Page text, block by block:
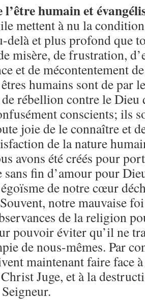
l’être humain et
mettent à nu la
delà et plus profond que
misère, de frustration,
et de mécontentement
humains sont de par
rébellion contre le Dieu
conscients; ils
joie de le connaître et
de la nature
avons été créés pour
sans fin d’amour pour
de notre cœur
notre mauvaise
de la religion
pouvoir éviter qu’il ne
de nous-mêmes. Par
maintenant faire face
Juge, et à la